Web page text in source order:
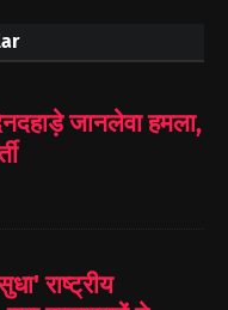
जानलेवा हमला,
राष्ट्रीय